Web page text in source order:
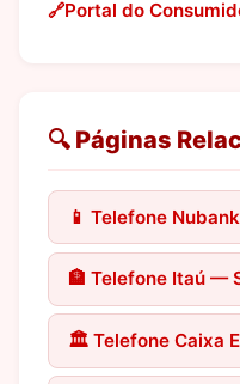
Portal do
🔍 Páginas
📱 Telefone
🏦 Telefone Itaú —
🏛️ Telefone Caixa